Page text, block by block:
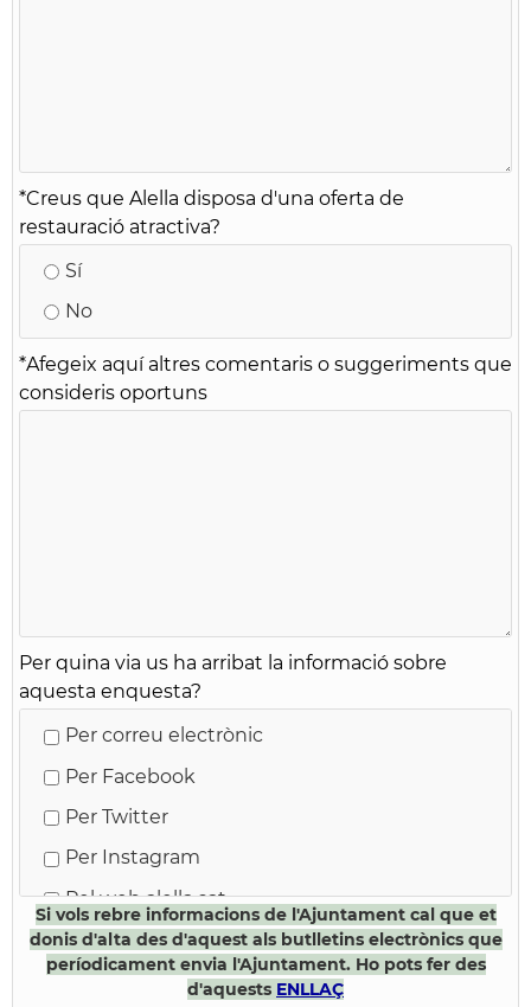
*Creus que Alella disposa d'una oferta de
restauració atractiva?
Sí
No
*Afegeix aquí altres comentaris o suggeriments que
consideris oportuns
Per quina via us ha arribat la informació sobre
aquesta enquesta?
Per correu electrònic
Per Facebook
Per Twitter
Per Instagram
Pel web alella.cat
Pel Full municipal
Pel butlletí electrònic
Si vols rebre informacions de l'Ajuntament cal que et
donis d'alta des d'aquest als butlletins electrònics que
períodicament envia l'Ajuntament. Ho pots fer des
d'aquests ENLLAÇ